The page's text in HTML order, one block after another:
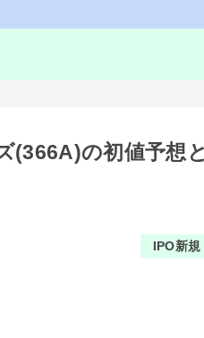
(366A)の初値予想と
IPO新規